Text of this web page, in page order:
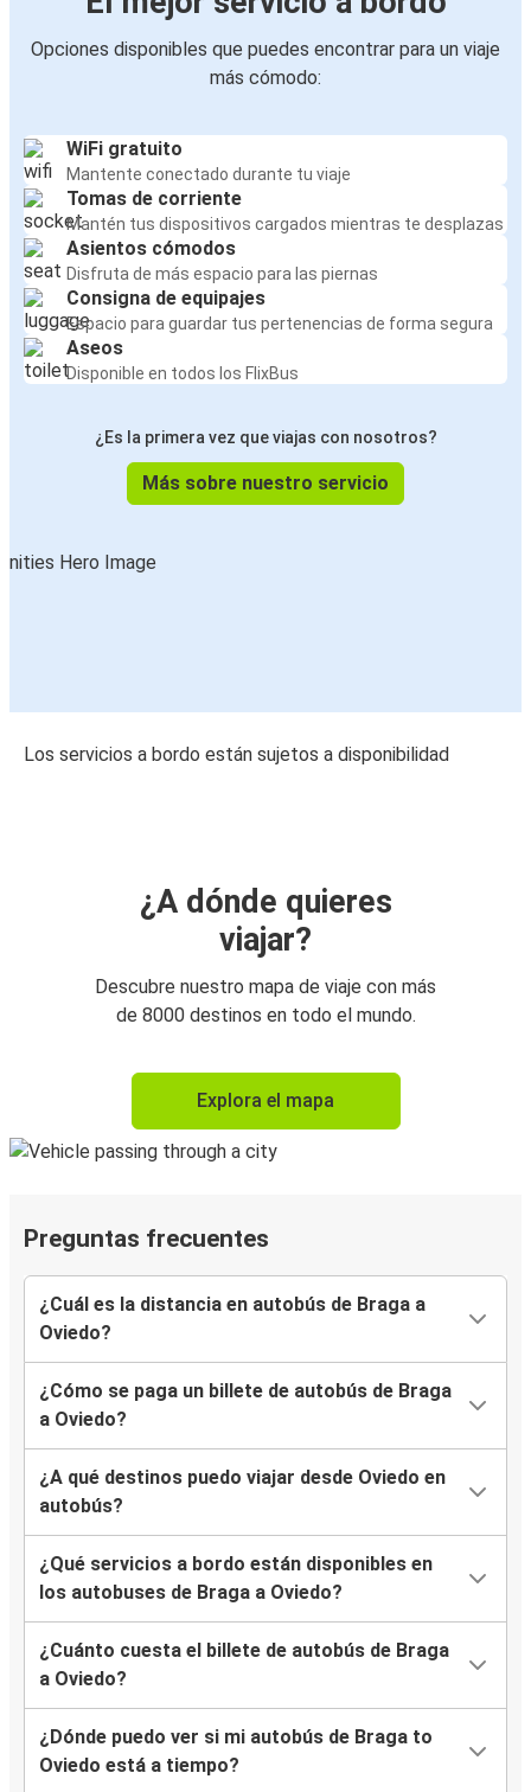
Opciones disponibles que puedes encontrar para un viaje
más cómodo:
WiFi gratuito
Mantente conectado durante tu viaje
Tomas de corriente
Mantén tus dispositivos cargados mientras te desplazas
Asientos cómodos
Disfruta de más espacio para las piernas
Consigna de equipajes
Espacio para guardar tus pertenencias de forma segura
Aseos
Disponible en todos los FlixBus
¿Es la primera vez que viajas con nosotros?
Más sobre nuestro servicio
Los servicios a bordo están sujetos a disponibilidad
¿A dónde quieres
viajar?
Descubre nuestro mapa de viaje con más
de 8000 destinos en todo el mundo.
Explora el mapa
Preguntas frecuentes
¿Cuál es la distancia en autobús de Braga a
Oviedo?
¿Cómo se paga un billete de autobús de Braga
a Oviedo?
¿A qué destinos puedo viajar desde Oviedo en
autobús?
¿Qué servicios a bordo están disponibles en
los autobuses de Braga a Oviedo?
¿Cuánto cuesta el billete de autobús de Braga
a Oviedo?
¿Dónde puedo ver si mi autobús de Braga to
Oviedo está a tiempo?